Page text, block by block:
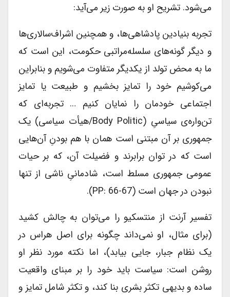
می‌شود. تشریح او به صورت زیر می‌آید:
تجربه بنیادین پادشاهی‌ها، و همچنین اشراف‌سالاری‌ها
و دیگر گونه‌های سلسله‌مراتبی حکومت، این است که
ما به محض تولد از یکدیگر متفاوت می‌شویم و بنابراین
می‌کوشیم خود را تمایز بخشیم و طبیعت یا تمایز
اجتماعی خودمان را نمایان کنیم … تجربه‌ای که
تن‌واره‌ی سیاسیِ (body Politic/هیأت سیاسی) یک
جمهوری بر آن مبتنی است همان با هم بودنِ آن‌هایی
است که در توان برابرند و فضیلت آن، که بر حیات
عمومی جمهوری مسلط است، شادمانیِ ناشی از تنها
نبودن در جهان است (PP: 66-67).
تفسیر آرنت از منتسکیو را می‌توان به چالش کشید
(برای مثال، او نمی‌داند چگونه برای اصل هراس در
یک نظام جبار، جایی بیابد)، اما نکته مورد نظر او
روشن است: سیاست باید خود را بر مبنای واقعیت
ساده و بدیهی تکثر بشری بنا کند، و تکثر شامل تمایز و